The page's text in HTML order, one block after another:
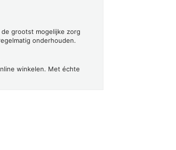
grootst mogelijke zorg
onderhouden.
winkelen. Met échte